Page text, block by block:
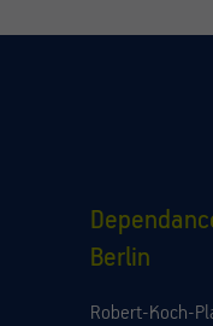
Berlin
Robert-Koch-